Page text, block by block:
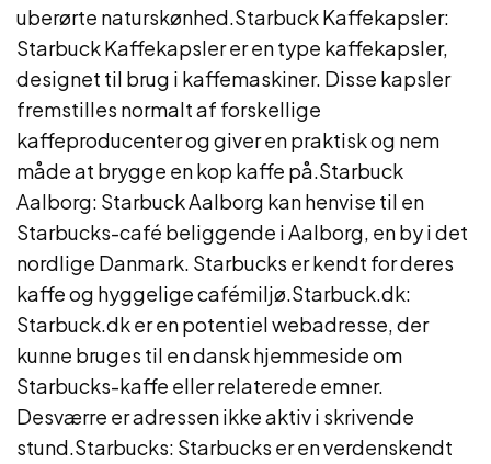
uberørte naturskønhed.Starbuck Kaffekapsler:
Starbuck Kaffekapsler er en type kaffekapsler,
designet til brug i kaffemaskiner. Disse kapsler
fremstilles normalt af forskellige
kaffeproducenter og giver en praktisk og nem
måde at brygge en kop kaffe på.Starbuck
Aalborg: Starbuck Aalborg kan henvise til en
Starbucks-café beliggende i Aalborg, en by i det
nordlige Danmark. Starbucks er kendt for deres
kaffe og hyggelige cafémiljø.Starbuck.dk:
Starbuck.dk er en potentiel webadresse, der
kunne bruges til en dansk hjemmeside om
Starbucks-kaffe eller relaterede emner.
Desværre er adressen ikke aktiv i skrivende
stund.Starbucks: Starbucks er en verdenskendt